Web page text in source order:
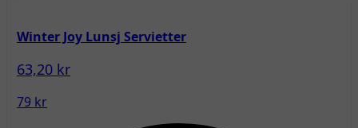
Winter Joy Lunsj Servietter
63,20 kr
79 kr